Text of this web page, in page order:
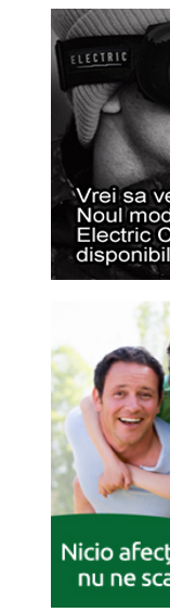
Click pe